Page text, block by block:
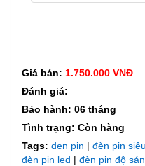
Giá bán: 1.750.000 VNĐ
Đánh giá:
Bảo hành: 06 tháng
Tình trạng: Còn hàng
Tags: den pin | đèn pin
đèn pin led | đèn pin độ